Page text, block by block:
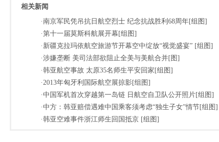
相关新闻
·南京军民凭吊抗日航空烈士 纪念抗战胜利68周年[组图]
·第十一届莫斯科航展开幕[组图]
·新疆克拉玛依航空旅游节开幕空中绽放“视觉盛宴” [组图]
·涉嫌垄断 美司法部欲阻止全美与美航合并[图]
·韩亚航空事故 太原35名师生平安回家[组图]
·2013年匈牙利国际航空展掠影[组图]
·中国军机首次穿越第一岛链 日航空自卫队公开照片[组图]
·中方：韩亚赔偿遇难中国乘客须考虑“独生子女”情节[组图]
·韩亚空难事件浙江师生回国抵京 [组图]